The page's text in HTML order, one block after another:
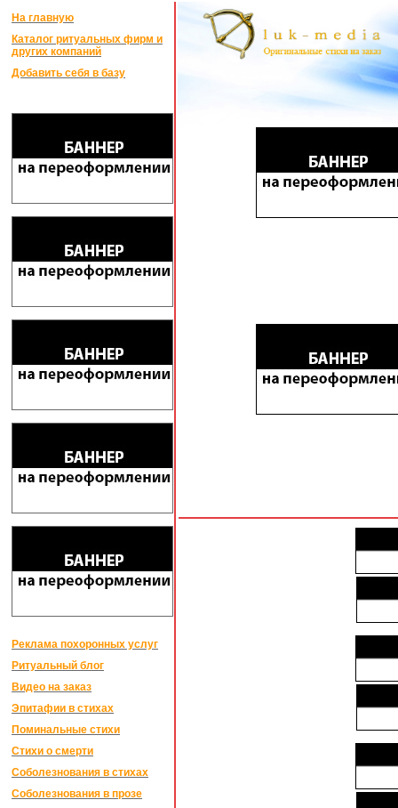
На главную
Каталог ритуальных фирм и
других компаний
Добавить себя в базу
Реклама похоронных услуг
Ритуальный блог
Видео на заказ
Эпитафии в стихах
Поминальные стихи
Стихи о смерти
Соболезнования в стихах
Соболезнования в прозе